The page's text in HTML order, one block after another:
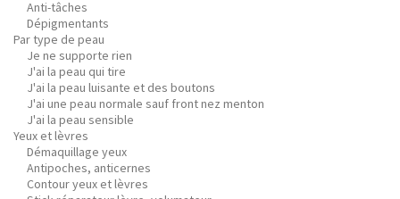
Anti-tâches
Dépigmentants
Par type de peau
Je ne supporte rien
J'ai la peau qui tire
J'ai la peau luisante et des boutons
J'ai une peau normale sauf front nez menton
J'ai la peau sensible
Yeux et lèvres
Démaquillage yeux
Antipoches, anticernes
Contour yeux et lèvres